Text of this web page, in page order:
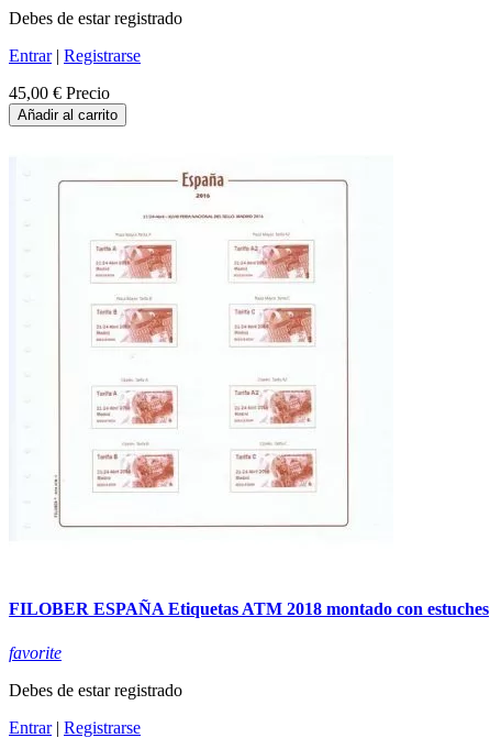
Debes de estar registrado
Entrar| Registrarse
45,00 € Precio
Añadir al carrito
FILOBER ESPAÑA Etiquetas ATM 2018 montado con estuches
favorite
Debes de estar registrado
Entrar| Registrarse